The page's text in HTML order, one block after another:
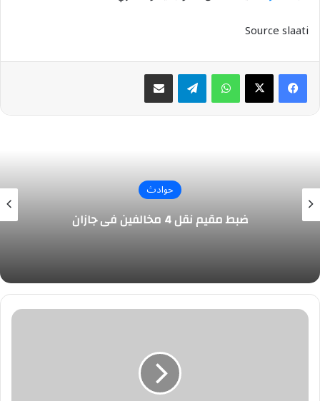
Source slaati
واتسابتيلقرام مشاركة عبر البريد
حوادث
ضبط مقيم نقل 4 مخالفين في جازان
اجتماع